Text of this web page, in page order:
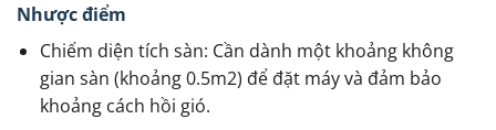
Nhược điểm
Chiếm diện tích sàn: Cần dành một khoảng không
gian sàn (khoảng 0.5m2) để đặt máy và đảm bảo
khoảng cách hồi gió.